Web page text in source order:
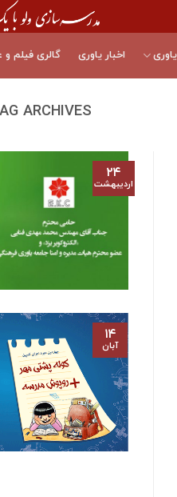
اخبار یاوری گالری فیلم
ARCHIVES:
۲۴
اردیبهشت
۱۴
آبان